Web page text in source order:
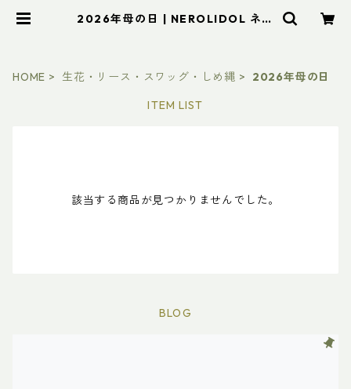
2026年母の日 | NEROLIDOL ネロ
HOME 生花・リース・スワッグ・しめ縄
2026年母の日
ITEM LIST
該当する商品が見つかりませんでした。
BLOG